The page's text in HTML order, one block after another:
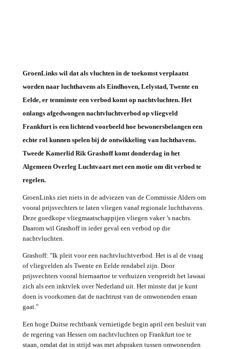
GroenLinks wil dat als vluchten in de toekomst verplaatst
worden naar luchthavens als Eindhoven, Lelystad, Twente en
Eelde, er tenminste een verbod komt op nachtvluchten. Het
onlangs afgedwongen nachtvluchtverbod op vliegveld
Frankfurt is een lichtend voorbeeld hoe bewonersbelangen een
echte rol kunnen spelen bij de ontwikkeling van luchthavens.
Tweede Kamerlid Rik Grashoff komt donderdag in het
Algemeen Overleg Luchtvaart met een motie om dit verbod te
regelen.
GroenLinks ziet niets in de adviezen van de Commissie Alders om
vooral prijsvechters te laten vliegen vanaf regionale luchthavens.
Deze goedkope vliegmaatschappijen vliegen vaker ’s nachts.
Daarom wil Grashoff in ieder geval een verbod op die
nachtvluchten.
Grashoff: "Ik pleit voor een nachtvluchtverbod. Het is al de vraag
of vliegvelden als Twente en Eelde rendabel zijn. Door
prijsvechters vooral hiernaartoe te verhuizen verspreidt het lawaai
zich als een inktvlek over Nederland uit. Het minste dat je kunt
doen is voorkomen dat de nachtrust van de omwonenden eraan
gaat."
Een hoge Duitse rechtbank vernietigde begin april een besluit van
de regering van Hessen om nachtvluchten op Frankfurt toe te
staan, omdat dat in strijd was met afspraken tussen omwonenden